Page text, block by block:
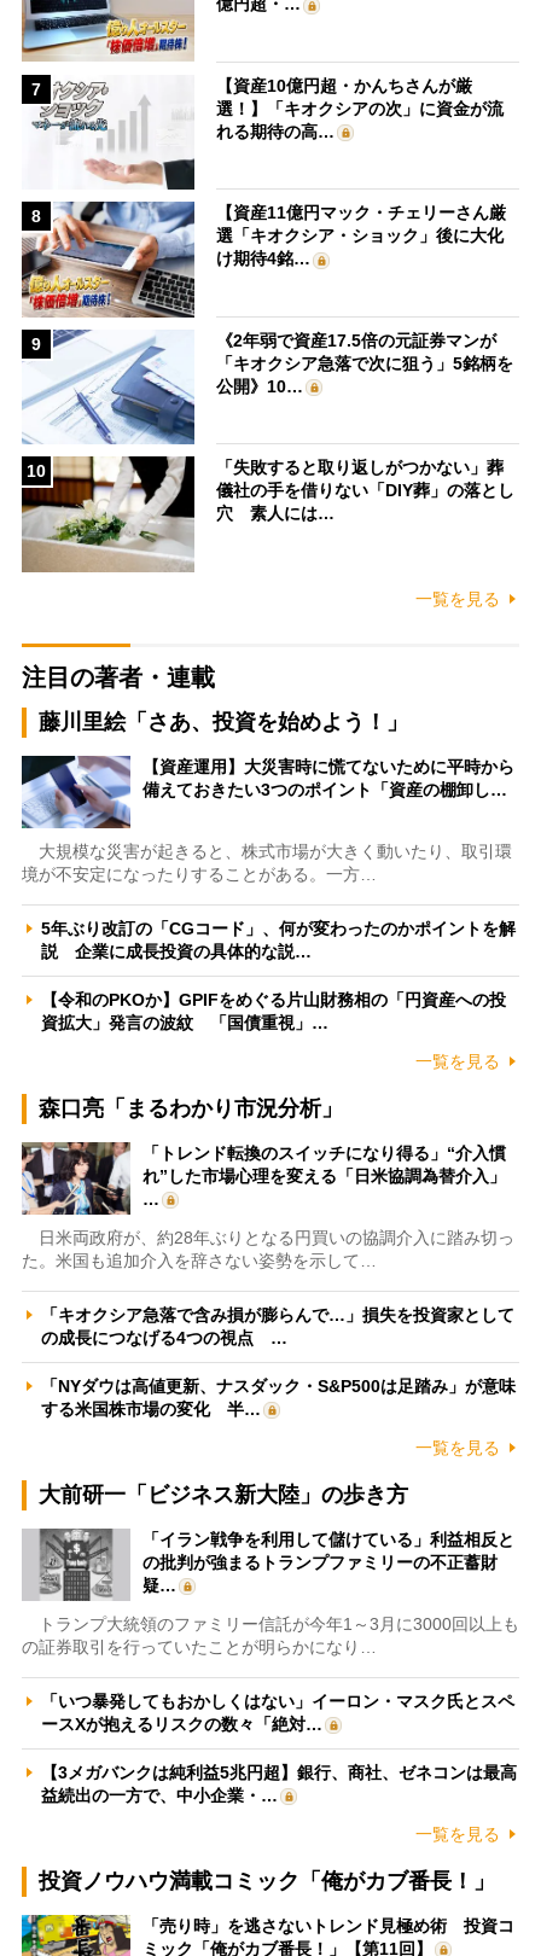
7
【資産10億円超・かんちさんが厳
選！】「キオクシアの次」に資金が流
れる期待の高…
8
【資産11億円マック・チェリーさん厳
選「キオクシア・ショック」後に大化
け期待4銘…
9
《2年弱で資産17.5倍の元証券マンが
「キオクシア急落で次に狙う」5銘柄を
公開》10…
10
「失敗すると取り返しがつかない」葬
儀社の手を借りない「DIY葬」の落とし
穴 素人には…
一覧を見る
注目の著者・連載
藤川里絵「さあ、投資を始めよう！」
【資産運用】大災害時に慌てないために平時から
備えておきたい3つのポイント「資産の棚卸し…
大規模な災害が起きると、株式市場が大きく動いたり、取引環
境が不安定になったりすることがある。一方…
5年ぶり改訂の「CGコード」、何が変わったのかポイントを解
説 企業に成長投資の具体的な説…
【令和のPKOか】GPIFをめぐる片山財務相の「円資産への投
資拡大」発言の波紋 「国債重視」…
一覧を見る
森口亮「まるわかり市況分析」
「トレンド転換のスイッチになり得る」“介入慣
れ”した市場心理を変える「日米協調為替介入」
…
日米両政府が、約28年ぶりとなる円買いの協調介入に踏み切っ
た。米国も追加介入を辞さない姿勢を示して…
「キオクシア急落で含み損が膨らんで…」損失を投資家として
の成長につなげる4つの視点 …
「NYダウは高値更新、ナスダック・S&P500は足踏み」が意味
する米国株市場の変化 半…
一覧を見る
大前研一「ビジネス新大陸」の歩き方
「イラン戦争を利用して儲けている」利益相反と
の批判が強まるトランプファミリーの不正蓄財
疑…
トランプ大統領のファミリー信託が今年1～3月に3000回以上も
の証券取引を行っていたことが明らかになり…
「いつ暴発してもおかしくはない」イーロン・マスク氏とスペ
ースXが抱えるリスクの数々「絶対…
【3メガバンクは純利益5兆円超】銀行、商社、ゼネコンは最高
益続出の一方で、中小企業・…
一覧を見る
投資ノウハウ満載コミック「俺がカブ番長！」
「売り時」を逃さないトレンド見極め術 投資コ
ミック「俺がカブ番長！」【第11回】